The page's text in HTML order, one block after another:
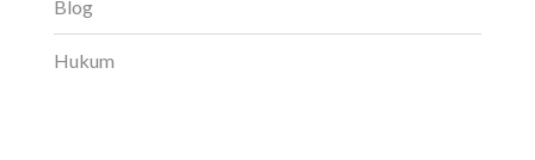
Blog
Hukum